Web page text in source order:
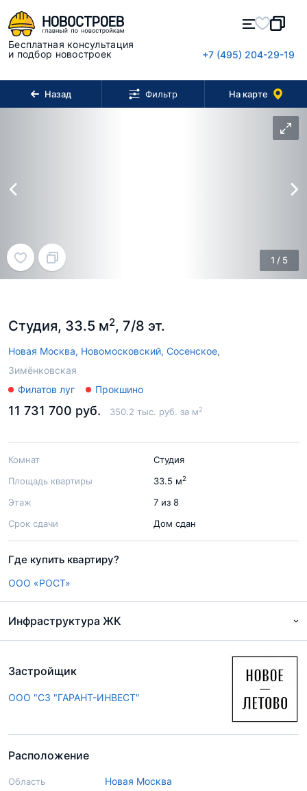
Бесплатная консультация
и подбор новостроек
+7 (495) 204-29-19
Назад Фильтр На карте
Студия, 33.5 м2, 7/8 эт.
Новая Москва, Новомосковский, Сосенское,
Зимёнковская
Филатов луг
Прокшино
1 / 5
11 731 700 руб. 350.2 тыс. руб. за м2
Комнат
Студия
Площадь квартиры
33.5 м2
Этаж
7 из 8
Срок сдачи
Дом сдан
Где купить квартиру?
ООО «РОСТ»
Застройщик
ООО "СЗ "ГАРАНТ-ИНВЕСТ"
Расположение
Область Новая Москва
Инфраструктура ЖК